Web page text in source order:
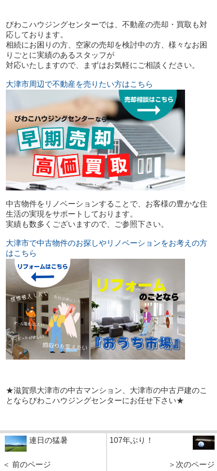
びわこハウジングセンターでは、不動産の売却・買取も対
応しております。
相続にお困りの方、空家の売却を検討中の方、様々なお困
りごとに実績のあるスタッフが
対応いたしますので、まずはお気軽にご相談ください。
大津市周辺で不動産を売りたい方はこちら
中古物件をリノベーションすることで、お客様の豊かな住
生活の実現をサポートしております。
実績も数多くございますので、ご参照下さい。
大津市で中古物件のお探しやリノベーションをお考えの方
はこちら
★滋賀県大津市の中古マンション、大津市の中古戸建のこ
とならびわこハウジングセンターにお任せ下さい★
連日の猛暑
＜ 前のページ
107年ぶり！
＞次のページ